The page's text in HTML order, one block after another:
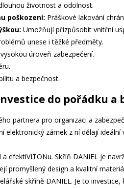
životnost a odolnost.
poškození: Práškové lakování
Umožňují přizpůsobit vnitřní
unese i těžké předměty.
úroveň zabezpečení.
a bezpečnost.
do pořádku a
partnera pro organizaci a
zámek z ní dělají
efektiVITONu. Skříň DANIEL je
promyšlený design a kvalitní
skříně DANIEL. Je to